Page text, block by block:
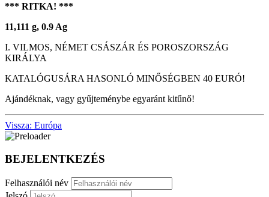
*** RITKA! ***
11,111 g, 0.9 Ag
I. VILMOS, NÉMET CSÁSZÁR ÉS POROSZORSZÁG
KIRÁLYA
KATALÓGUSÁRA HASONLÓ MINŐSÉGBEN 40 EURÓ!
Ajándéknak, vagy gyűjteménybe egyaránt kitűnő!
Vissza: Európa
BEJELENTKEZÉS
Felhasználói név